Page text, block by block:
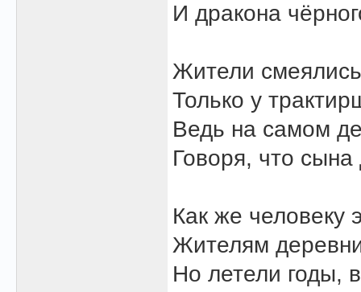
И дракона
Жители
Только у
Ведь на самом
Говоря, что
Как же человеку
Жителям
Но летели годы,